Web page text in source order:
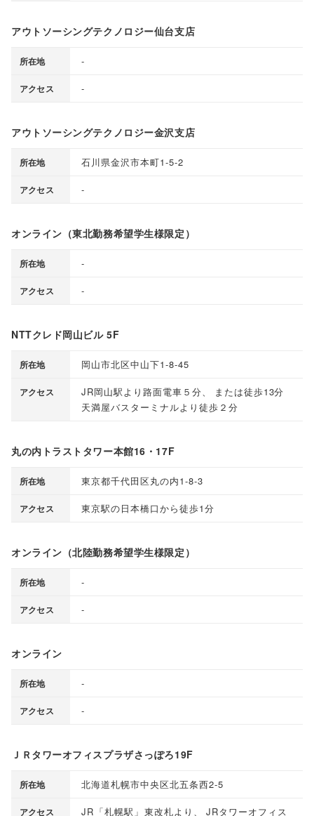
アウトソーシングテクノロジー仙台支店
所在地 -
アクセス -
アウトソーシングテクノロジー金沢支店
所在地 石川県金沢市本町1-5-2
アクセス -
オンライン（東北勤務希望学生様限定）
所在地 -
アクセス -
NTTクレド岡山ビル 5F
所在地 岡山市北区中山下1-8-45
アクセス JR岡山駅より路面電車５分
または徒歩13分
天満屋バスターミナルより徒歩２分
丸の内トラストタワー本館16・17F
所在地 東京都千代田区丸の内1-8-3
アクセス 東京駅の日本橋口から徒歩1分
オンライン（北陸勤務希望学生様限定）
所在地 -
アクセス -
オンライン
所在地 ‐
アクセス -
ＪＲタワーオフィスプラザさっぽろ19F
所在地 北海道札幌市中央区北五条西2-5
アクセス JR 「札幌駅 」 東改札より JRタワーオフィス